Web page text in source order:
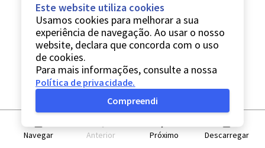
Navegar Anterior Próximo Descarregar
Este website utiliza cookies
Usamos cookies para melhorar a sua
experiência de navegação. Ao usar o nosso
website, declara que concorda com o uso
de cookies.
Para mais informações, consulte a nossa
Política de privacidade.
Compreendi